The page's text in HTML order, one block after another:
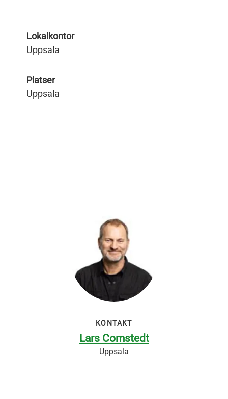
Lokalkontor
Uppsala
Platser
Uppsala
KONTAKT
Lars Comstedt
Uppsala